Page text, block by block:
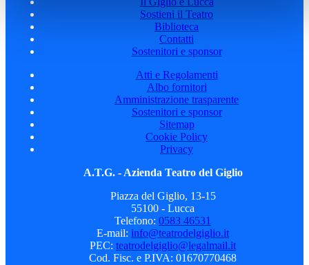
Sostieni il Teatro
Biblioteca
Contatti
Sostenitori e sponsor
Atti e Regolamenti
Albo fornitori
Amministrazione trasparente
Sostenitori e sponsor
Sitemap
Cookie Policy
Privacy
A.T.G. - Azienda Teatro del Giglio
Piazza del Giglio, 13-15
55100 - Lucca
Telefono: 0583 46531
E-mail: info@teatrodelgiglio.it
PEC: teatrodelgiglio@legalmail.it
Cod. Fisc. e P.IVA: 01670770468